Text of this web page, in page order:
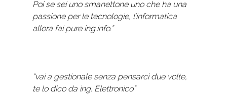
Poi se sei uno smanettone uno che ha una
passione per le tecnologie, l’informatica
allora fai pure ing.info.”
“vai a gestionale senza pensarci due volte,
te lo dico da ing. Elettronico”